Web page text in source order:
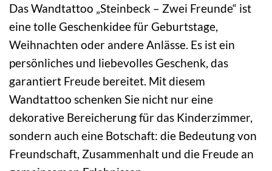
Das Wandtattoo „Steinbeck – Zwei Freunde“ ist
eine tolle Geschenkidee für Geburtstage,
Weihnachten oder andere Anlässe. Es ist ein
persönliches und liebevolles Geschenk, das
garantiert Freude bereitet. Mit diesem
Wandtattoo schenken Sie nicht nur eine
dekorative Bereicherung für das Kinderzimmer,
sondern auch eine Botschaft: die Bedeutung von
Freundschaft, Zusammenhalt und die Freude an